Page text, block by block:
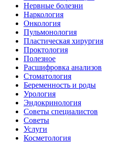
Нервные болезни
Наркология
Онкология
Пульмонология
Пластическая хирургия
Проктология
Полезное
Расшифровка анализов
Стоматология
Беременность и роды
Урология
Эндокринология
Советы специалистов
Советы
Услуги
Косметология